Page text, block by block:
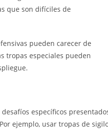
que son difíciles de
pueden carecer de
tropas especiales pueden
específicos
ejemplo, usar tropas de